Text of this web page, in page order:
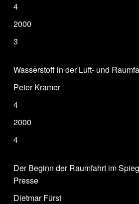
4
2000
3
Wasserstoff in der Luft- und
Peter Kramer
4
2000
4
Der Beginn der Raumfahrt im
Presse
Dietmar Fürst